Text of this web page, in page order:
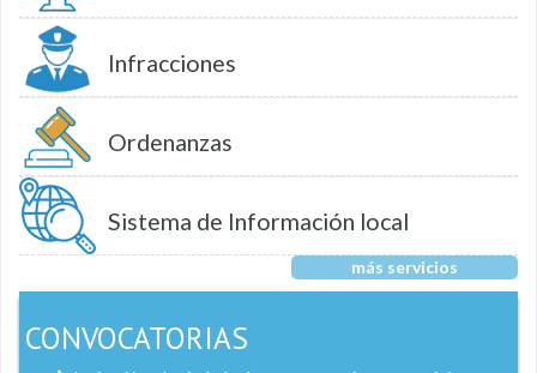
Infracciones
Ordenanzas
Sistema de Información local
más servicios
CONVOCATORIAS